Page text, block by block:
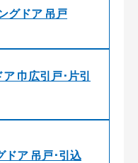
グドア 吊戸
巾広引戸･片引
ア 吊戸･引込